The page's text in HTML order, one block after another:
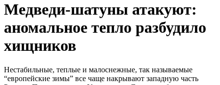
Медведи-шатуны атакуют:
аномальное тепло разбудило
хищников
Нестабильные, теплые и малоснежные, так называемые
“европейские зимы” все чаще накрывают западную часть